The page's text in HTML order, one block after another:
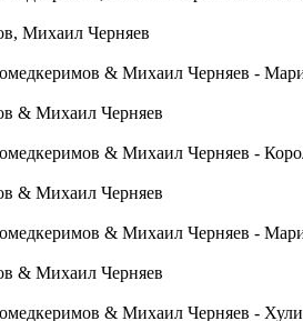
Михаил Черняев
& Михаил Черняев
& Михаил Черняев
& Михаил Черняев